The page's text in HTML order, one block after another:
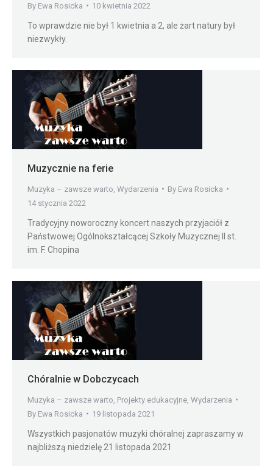
By Ewa Rosicka 10 kwietnia 2022
To wprawdzie nie był 1 kwietnia a 2, ale żart natury był
niezwykły.
Muzycznie na ferie
Muzyka – zawsze warto Wydarzenia By Ewa Rosicka
14 stycznia 2022
Tradycyjny noworoczny koncert naszych przyjaciół z
Państwowej Ogólnokształcącej Szkoły Muzycznej II st.
im. F. Chopina
Chóralnie w Dobczycach
Muzyka – zawsze warto Projekty edukacyjne Wydarzenia
By Ewa Rosicka 19 listopada 2021
Wszystkich pasjonatów muzyki chóralnej zapraszamy w
najbliższą niedzielę 21 listopada 2021